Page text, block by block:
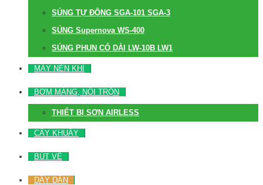
SÚNG TỰ ĐỘNG SGA-101 SGA-3
SÚNG Supernova WS-400
SÚNG PHUN CỔ DÀI LW-10B LW1
MÁY NÉN KHÍ
BƠM MÀNG, NỒI TRỘN
THIẾT BỊ SƠN AIRLESS
CÂY KHUẤY
BÚT VẼ
DÂY DẪN